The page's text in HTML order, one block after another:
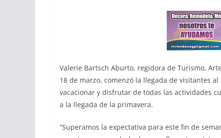
Valerie Bartsch Aburto, regidora de Turismo,
18 de marzo, comenzó la llegada de visitantes
vacacionar y disfrutar de todas las actividades
a la llegada de la primavera.
“Superamos la expectativa para este fin de